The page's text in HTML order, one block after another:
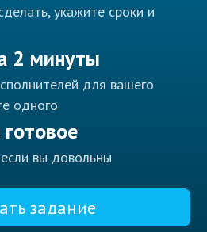
укажите сроки и
2 минуты
для вашего
одного
вы довольны
задание